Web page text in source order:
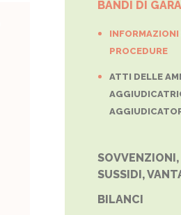
BANDI DI
PROCEDURE
ATTI DELLE
SUSSIDI,
BILANCI